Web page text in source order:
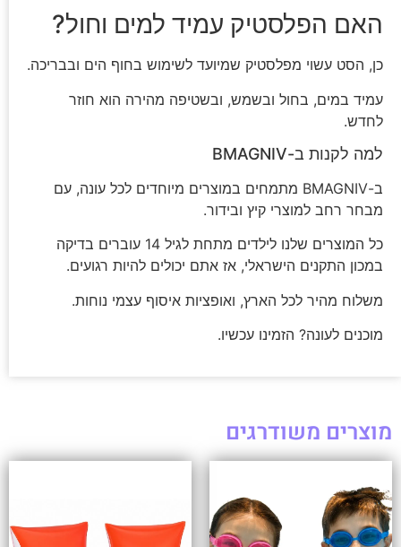
האם הפלסטיק עמיד למים וחול?
כן, הסט עשוי מפלסטיק שמיועד לשימוש בחוף הים ובבריכה.
עמיד במים, בחול ובשמש, ובשטיפה מהירה הוא חוזר
לחדש.
למה לקנות ב-BMAGNIV
ב-BMAGNIV מתמחים במוצרים מיוחדים לכל עונה, עם
מבחר רחב למוצרי קיץ ובידור.
כל המוצרים שלנו לילדים מתחת לגיל 14 עוברים בדיקה
במכון התקנים הישראלי, אז אתם יכולים להיות רגועים.
משלוח מהיר לכל הארץ, ואופציות איסוף עצמי נוחות.
מוכנים לעונה? הזמינו עכשיו.
מוצרים משודרגים